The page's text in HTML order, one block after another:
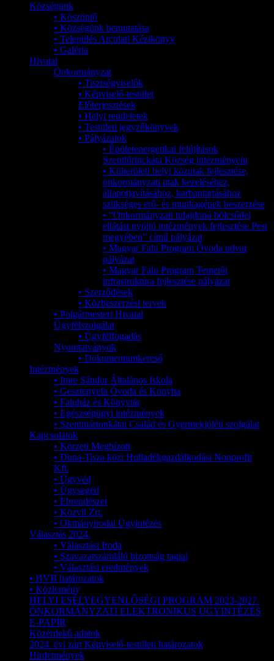
Községünk
• Köszöntő
• Községünk bemutatása
• Település Arculati Kézikönyv
• Galéria
Hivatal
Önkormányzat
• Tisztségviselők
• Képviselő-testület
Előterjesztések
• Helyi rendeletek
• Testületi jegyzőkönyvek
• Pályázatok
• Épületenergetikai felújítások
Szentlőrinckáta Község intézményein
• Külterületi helyi közutak fejlesztése,
önkormányzati utak kezeléséhez,
állapotjavításához, karbantartásához
szükséges erő- és munkagépek beszerzése
• “Önkormányzati tulajdonú bölcsődei
ellátást nyújtó intézmények fejlesztése Pest
megyében” című pályázat
• Magyar Falu Program Óvoda udvar
pályázat
• Magyar Falu Program Temetői
infrastruktúra fejlesztése pályázat
• Szerződések
• Közbeszerzési tervek
• Polgármesteri Hivatal
Ügyfélszolgálat
• Ügyfélfogadás
Nyomtatványok
• Dokumentumkereső
Intézmények
• Imre Sándor Általános Iskola
• Gesztenyefa Óvoda és Konyha
• Faluház és Könyvtár
• Egészségügyi intézmények
• Szentmártonkátai Család és Gyermekjóléti szolgálat
Kapcsolatok
• Körzeti Megbízott
• Duna-Tisza közi Hulladékgazdálkodási Nonprofit
Kft.
• Ügyvéd
• Ügysegéd
• Ebrendészet
• Közvil Zrt.
• Okmányirodai Ügyintézés
Választás 2024.
• Választási Iroda
• Szavazatszámláló bizottság tagjai
• Választási eredmények
• HVB határozatok
• Közlemény
HELYI ESÉLYEGYENLŐSÉGI PROGRAM 2023-2027.
ÖNKORMÁNYZATI ELEKTRONIKUS ÜGYINTÉZÉS
E-PAPÍR
Közérdekű adatok
2024. évi zárt Képviselő-testületi határozatok
Hirdetmények